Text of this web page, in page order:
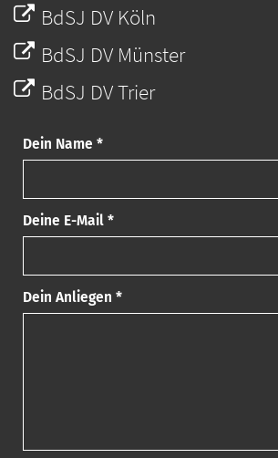
BdSJ DV Köln
BdSJ DV Münster
BdSJ DV Trier
Dein Name *
Deine E-Mail *
Dein Anliegen *